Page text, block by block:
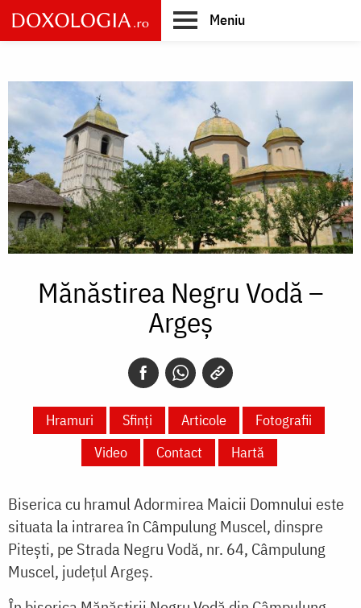
Skip
to
main
Meniu
Mănăstirea Negru Vodă –
Argeș
Hramuri Sfinți Articole
Fotografii
Video
Contact Hartă
Biserica cu hramul Adormirea Maicii Domnului este
situata la intrarea în Câmpulung Muscel, dinspre
Pitești, pe Strada Negru Vodă, nr. 64, Câmpulung
Muscel, județul Argeș.